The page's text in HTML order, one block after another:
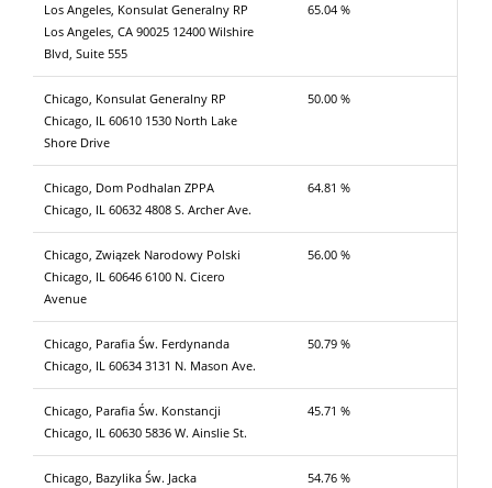
Los Angeles, Konsulat Generalny RP
Los Angeles, CA 90025 12400 Wilshire
Blvd, Suite 555
65.04 %
Chicago, Konsulat Generalny RP
Chicago, IL 60610 1530 North Lake
Shore Drive
50.00 %
Chicago, Dom Podhalan ZPPA
Chicago, IL 60632 4808 S. Archer Ave.
64.81 %
Chicago, Związek Narodowy Polski
Chicago, IL 60646 6100 N. Cicero
Avenue
56.00 %
Chicago, Parafia Św. Ferdynanda
Chicago, IL 60634 3131 N. Mason Ave.
50.79 %
Chicago, Parafia Św. Konstancji
Chicago, IL 60630 5836 W. Ainslie St.
45.71 %
Chicago, Bazylika Św. Jacka
54.76 %